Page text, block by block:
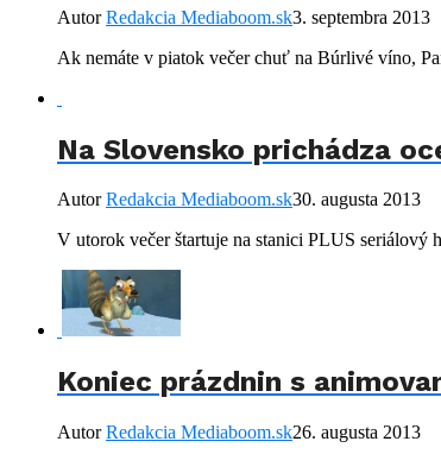
AutorRedakcia Mediaboom.sk3. septembra 2013
Ak nemáte v piatok večer chuť na Búrlivé víno,
Na Slovensko prichádza
AutorRedakcia Mediaboom.sk30. augusta 2013
V utorok večer štartuje na stanici PLUS seriálový
Koniec prázdnin s
AutorRedakcia Mediaboom.sk26. augusta 2013